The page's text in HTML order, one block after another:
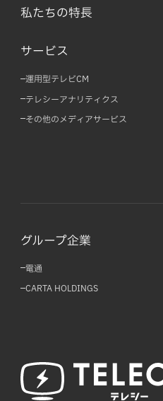
私たちの特長
サービス
運用型テレビCM
テレシーアナリティクス
その他のメディアサービス
グループ企業
電通
CARTA HOLDINGS